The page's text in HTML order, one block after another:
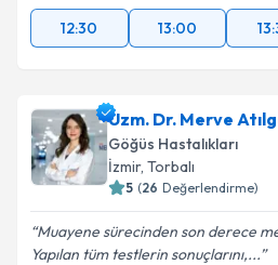
12:30
13:00
Uzm. Dr. Merve
Göğüs Hastalıkları
İzmir, Torbalı
5 (26 Değerlendirme)
Muayene sürecinden son derece
Yapılan tüm testlerin sonuçlarını,...